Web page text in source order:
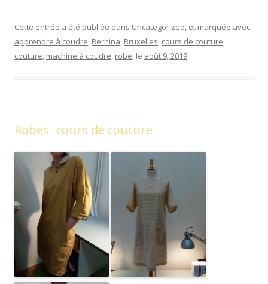
Cette entrée a été publiée dans Uncategorized , et marquée avec
apprendre à coudre Bernina Bruxelles cours de couture
couture machine à coudre robe , le août 9, 2019 .
Robes- cours de couture